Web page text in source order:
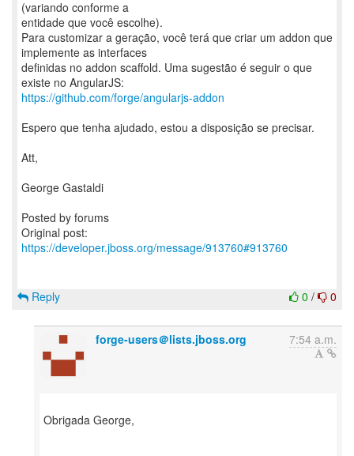
(variando conforme a
entidade que você escolhe).
Para customizar a geração, você terá que criar um addon que
implemente as interfaces
definidas no addon scaffold. Uma sugestão é seguir o que
https://github.com/forge/angularjs-addon
Espero que tenha ajudado, estou a disposição se precisar.
Att,
George Gastaldi
Posted by forums
Original post:
https://developer.jboss.org/message/913760#913760
0 / 0
Reply
forge-users＠lists.jboss.org 7:54 a.m.
Obrigada George,